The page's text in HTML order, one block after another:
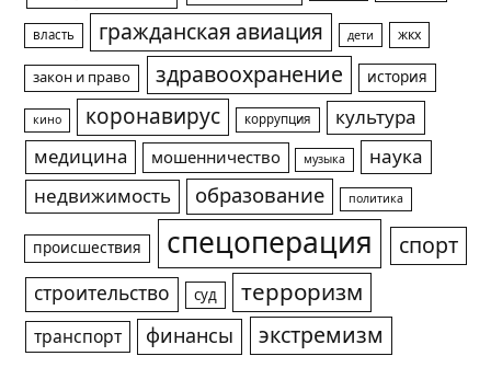
власть гражданская авиация дети жкх
закон и право здравоохранение история
кино коронавирус коррупция
культура
медицина
мошенничество музыка
наука
недвижимость
образование политика
происшествия спецоперация спорт
строительство суд терроризм
транспорт финансы экстремизм